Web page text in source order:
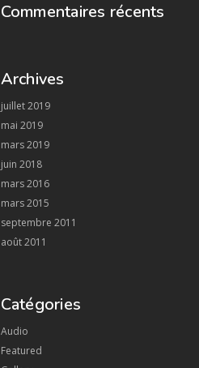
Commentaires récents
Archives
juillet 2019
mai 2019
mars 2019
juin 2018
mars 2016
mars 2015
septembre 2011
août 2011
Catégories
Audio
Featured